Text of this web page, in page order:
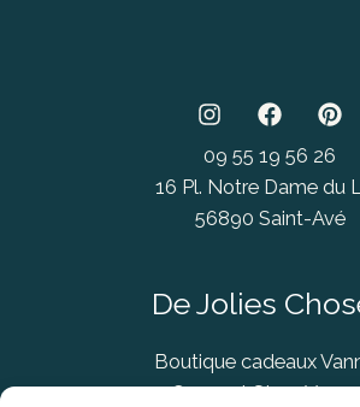
09 55 19 56 26
16 Pl. Notre Dame du
56890 Saint-Avé
De Jolies
Boutique cadeaux
Concept Store